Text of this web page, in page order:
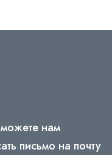
нам
письмо на почту